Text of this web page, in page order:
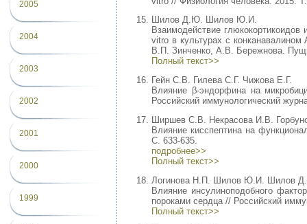
2005
2004
2003
2002
2001
2000
1999
Шилов Д.Ю. Шилов Ю.И.
Взаимодействие
vitro в культурах с
В.П. Зинченко, А.В. Бережнова.
Полный текст>>
Гейн С.В. Гилева С.Г. Чижова Е.Г.
Влияние β-эндорфина на
Российский иммунологический
Ширшев С.В. Некрасова И.В.
Влияние кисспептина на
С. 633-635.
подробнее>>
Полный текст>>
Логинова Н.П. Шилов Ю.И. Шилов
Влияние инсулиноподобного
пороками сердца // Российский
Полный текст>>